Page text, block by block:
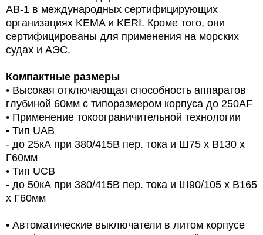
AB-1 в международных сертифицирующих
организациях KEMA и KERI. Кроме того, они
сертифицированы для применения на морских
судах и АЭС.
Компактные размеры
• Высокая отключающая способность аппаратов
глубиной 60мм с типоразмером корпуса до 250AF
• Применение токоограничительной технологии
• Тип UAB
- до 25кА при 380/415В пер. тока и Ш75 х В130 х
Г60мм
• Тип UCB
- до 50кА при 380/415В пер. тока и Ш90/105 х В165
х Г60мм
• Автоматические выключатели в литом корпусе